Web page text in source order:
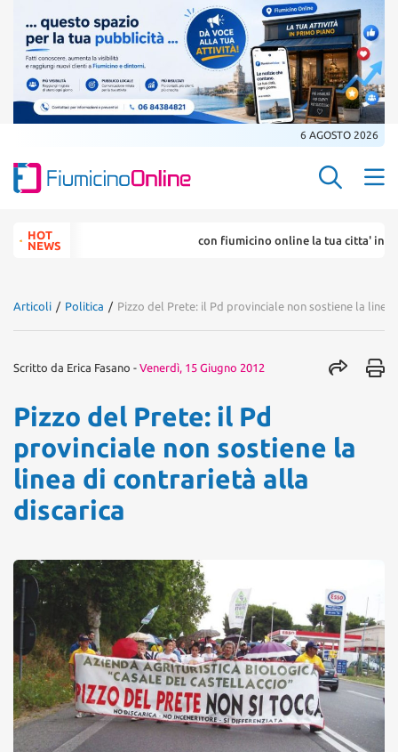
6 AGOSTO 2026
Search
for:HOT
NEWS
con fiumicino online la tua citta' in un
Articoli / Politica / Pizzo del Prete: il Pd provinciale non sostiene la
Scritto da Erica Fasano - Venerdì, 15 Giugno 2012
Pizzo del Prete: il Pd
provinciale non sostiene la
linea di contrarietà alla
discarica